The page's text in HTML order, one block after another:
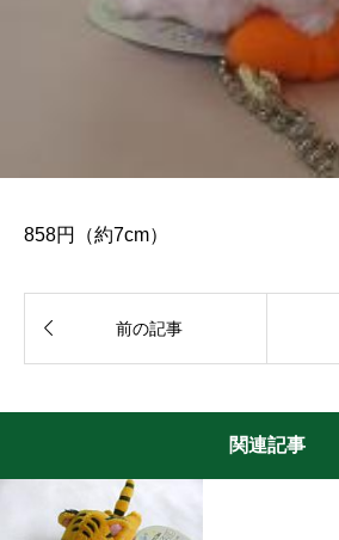
858円（約7cm）
 前の記事
関連記事